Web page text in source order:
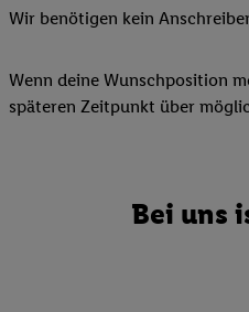
Wir benötigen kein
Wenn deine Wunschposition
späteren Zeitpunkt über
Bei uns